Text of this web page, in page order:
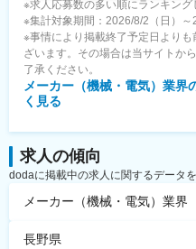
※求人応募数の多い順にランキング
※集計対象期間：2026/8/2（日）～
※事情により掲載終了予定日より
ざいます。その場合は当サイトか
了承ください。
メーカー（機械・電気）業界
く見る
求人の傾向
dodaに掲載中の求人に関するデータ
メーカー（機械・電気）業界
長野県